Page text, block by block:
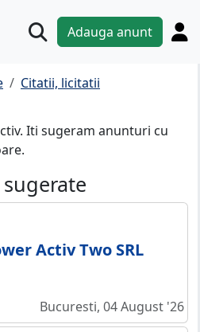
Adauga anunt
Citatii, licitatii
Iti sugeram anunturi cu
Activ Two SRL
Bucuresti, 04 August '26